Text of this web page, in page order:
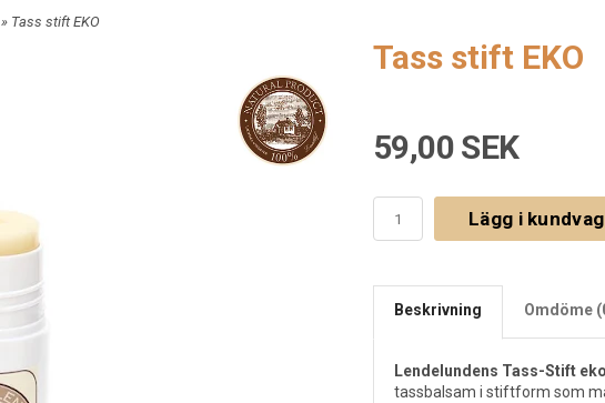
» Tass stift EKO
Tass stift EKO
59,00 SEK
Lägg i
Beskrivning Omdöme
Lendelundens Tass-Stift
tassbalsam i stiftform som